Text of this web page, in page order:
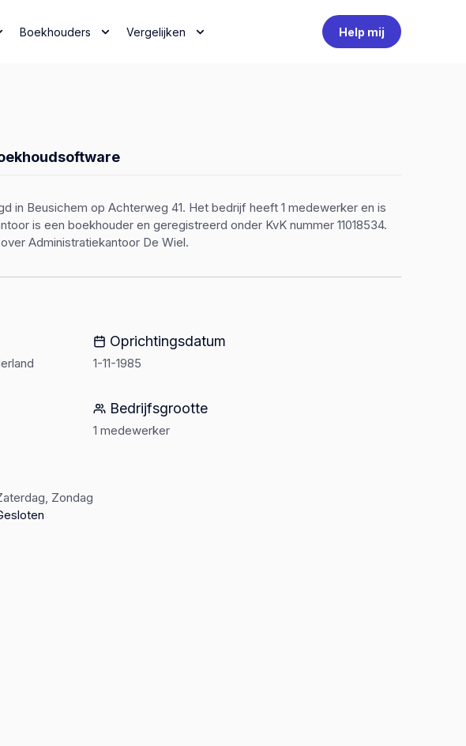
Boekhouders Vergelijken Help mij
in Beusichem op Achterweg 41. Het bedrijf heeft 1 medewerker en is
is een boekhouder en geregistreerd onder KvK nummer 11018534.
Administratiekantoor De Wiel.
Oprichtingsdatum
1-11-1985
Bedrijfsgrootte
1 medewerker
Zondag